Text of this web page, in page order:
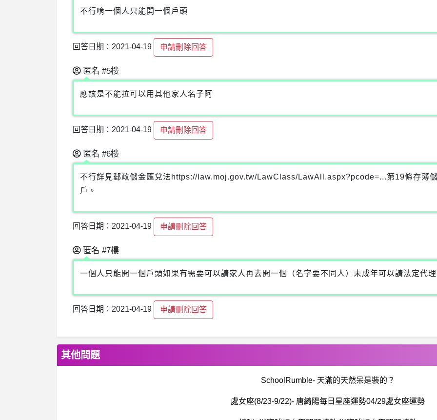
不行唷一個人只能開一個戶頭
回答日期：2021-04-19 申請刪除回答
匿名 #5樓
應該是不能拉可以用其他家人名子阿
回答日期：2021-04-19 申請刪除回答
匿名 #6樓
不行詳見郵政儲金匯兌法https://law.moj.gov.tw/LawClass/LawAll.aspx?pcode=...第19條存簿
戶。
回答日期：2021-04-19 申請刪除回答
匿名 #7樓
一個人只能開一個戶頭如果有需要可以請家人再去開一個（名字要不同人）未成年可以請法定代
回答日期：2021-04-19 申請刪除回答
其他問題
SchoolRumble- 天滿的天然呆是裝的？
處女座(8/23-9/22)- 唐綺陽每日星座運勢04/29處女座運勢